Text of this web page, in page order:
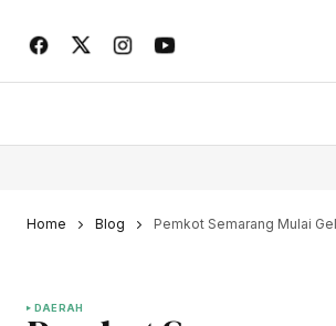
Home Blog Pemkot Semarang Mulai
DAERAH